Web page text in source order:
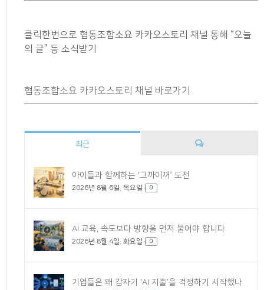
클릭한번으로 협동조합소요 카카오스토리 채널 통해 “오늘
의 글” 등 소식받기
협동조합소요 카카오스토리 채널 바로가기
최근
아이들과 함께하는 ‘그까이꺼’ 도전
2026년 8월 6일. 목요일 0
AI 교육, 속도보다 방향을 먼저 물어야 합니다
2026년 8월 4일. 화요일 0
기업들은 왜 갑자기 ‘AI 지출’을 걱정하기 시작했나